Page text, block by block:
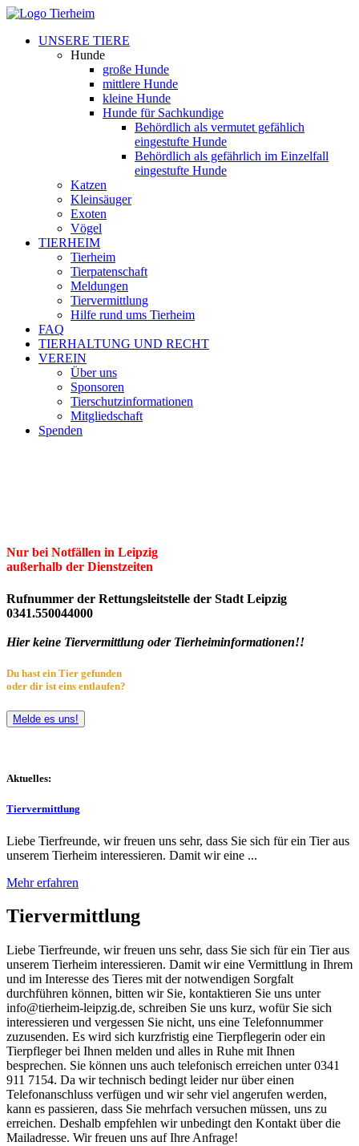
UNSERE TIERE
Hunde
große Hunde
mittlere Hunde
kleine Hunde
Hunde für Sachkundige
Behördlich als vermutet gefählich
eingestufte Hunde
Behördlich als gefährlich im Einzelfall
eingestufte Hunde
Katzen
Kleinsäuger
Exoten
Vögel
TIERHEIM
Tierheim
Tierpatenschaft
Meldungen
Tiervermittlung
Hilfe rund ums Tierheim
FAQ
TIERHALTUNG UND RECHT
VEREIN
Über uns
Sponsoren
Tierschutzinformationen
Mitgliedschaft
Spenden
Nur bei Notfällen in Leipzig
außerhalb der Dienstzeiten
Rufnummer der Rettungsleitstelle der Stadt Leipzig
0341.550044000
Hier keine Tiervermittlung oder Tierheiminformationen!!
Du hast ein Tier gefunden
oder dir ist eins entlaufen?
Melde es uns!
Aktuelles:
Tiervermittlung
Liebe Tierfreunde, wir freuen uns sehr, dass Sie sich für ein Tier aus
unserem Tierheim interessieren. Damit wir eine ...
Mehr erfahren
Tiervermittlung
Liebe Tierfreunde, wir freuen uns sehr, dass Sie sich für ein Tier aus
unserem Tierheim interessieren. Damit wir eine Vermittlung in Ihrem
und im Interesse des Tieres mit der notwendigen Sorgfalt
durchführen können, bitten wir Sie, kontaktieren Sie uns unter
info@tierheim-leipzig.de, schreiben Sie uns kurz, wofür Sie sich
interessieren und vergessen Sie nicht, uns eine Telefonnummer
zuzusenden. Es wird sich kurzfristig eine Tierpflegerin oder ein
Tierpfleger bei Ihnen melden und alles in Ruhe mit Ihnen
besprechen. Sie können uns auch telefonisch erreichen unter 0341
911 7154. Da wir technisch bedingt leider nur über einen
Telefonanschluss verfügen und wir sehr viel angerufen werden,
kann es passieren, dass Sie mehrfach versuchen müssen, uns zu
erreichen. Deshalb empfehlen wir unbedingt den Kontakt über die
Mailadresse. Wir freuen uns auf Ihre Anfrage!